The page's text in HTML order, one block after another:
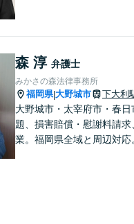
森 淳 弁護士
みかさの森法律事務所
福岡県|大野城市 下大利
大野城市・太宰府市・春
題、損害賠償・慰謝料請
業。福岡県全域と周辺対応